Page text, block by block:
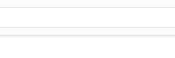
или используйте стрелки для